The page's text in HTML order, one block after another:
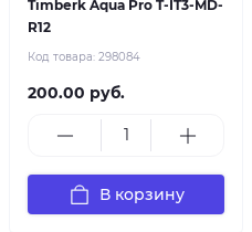
Timberk Aqua Pro T-IT3-MD-
R12
Код товара: 298084
200.00 руб.
В корзину